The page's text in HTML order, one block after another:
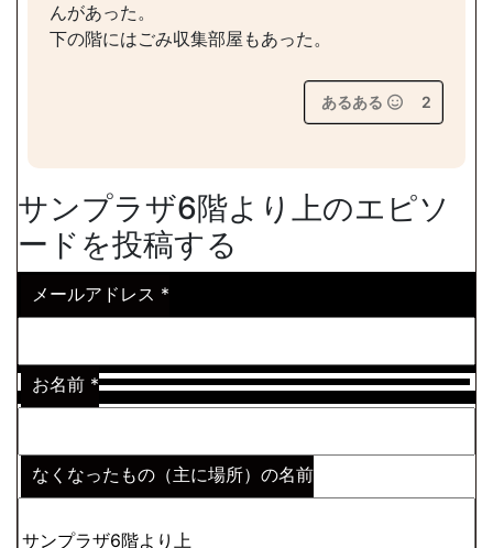
んがあった。
下の階にはごみ収集部屋もあった。
あるある 2
サンプラザ6階より上のエピソ
ードを投稿する
メールアドレス *
お名前 *
なくなったもの（主に場所）の名前